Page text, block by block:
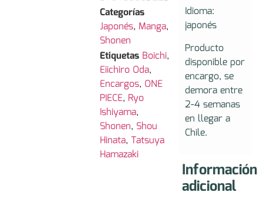
Categorías
Japonés, Manga,
Shonen
Etiquetas Boichi,
Eiichiro Oda,
Encargos, ONE
PIECE, Ryo
Ishiyama,
Shonen, Shou
Hinata,Tatsuya
Hamazaki
Idioma:
japonés
Producto
disponible por
encargo, se
demora entre
2-4 semanas
en llegar a
Chile.
Información
adicional